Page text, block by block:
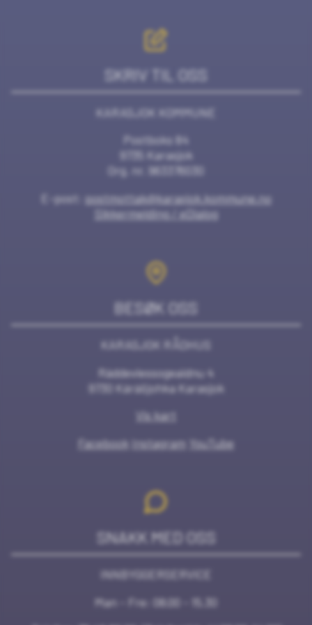
SKRIV TIL OSS
KARASJOK KOMMUNE
Postboks 84
9735 Karasjok
Org. nr. 963376030
E-post: postmottak@karasjok.kommune.no
Sikkermelding / eDialog
BESØK OSS
KARASJOK RÅDHUS
Ráddeviessogeaidnu 4
9730 Kárášjohka Karasjok
Vis kart
Facebook Instagram YouTube
SNAKK MED OSS
INNBYGGERSERVICE
Man - Fre: 08.00 - 15.30